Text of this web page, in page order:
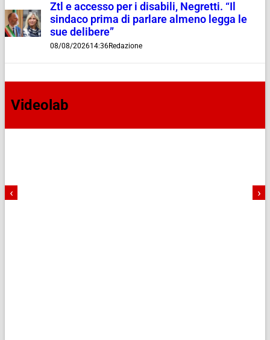
Ztl e accesso per i disabili, Negretti. “Il
sindaco prima di parlare almeno legga le
sue delibere”
08/08/202614:36Redazione
Videolab
‹ ›